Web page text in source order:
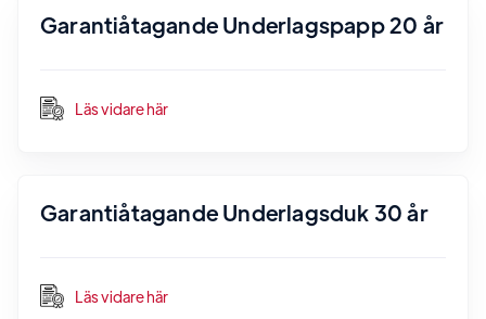
Garantiåtagande Underlagspapp 20 år
Läs vidare här
Garantiåtagande Underlagsduk 30 år
Läs vidare här